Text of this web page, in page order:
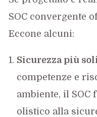
SOC convergente
Eccone alcuni:
Sicurezza più
competenze e
ambiente, il
olistico alla